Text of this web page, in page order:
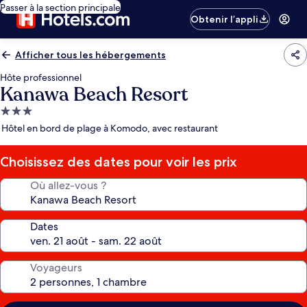
Passer à la section principale
Obtenir l’appli
Afficher tous les hébergements
Hôte professionnel
Kanawa Beach Resort
Hébergement
3.0 étoiles
Hôtel en bord de plage à Komodo, avec restaurant
Choisissez des dates pour voir les prix
Où allez-vous ?
Dates
Voyageurs